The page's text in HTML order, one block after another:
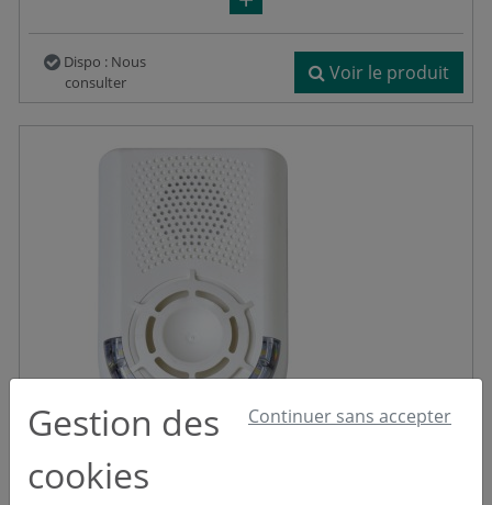
Dispo : Nous
consulter
Voir le produit
Gestion des
cookies
Continuer sans accepter